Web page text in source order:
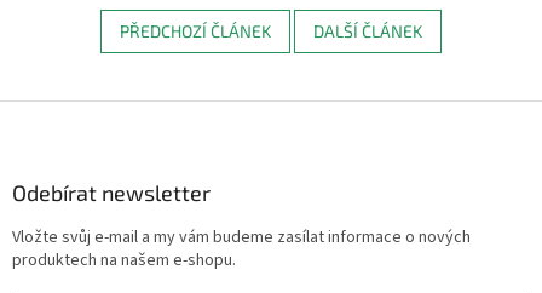
PŘEDCHOZÍ ČLÁNEK DALŠÍ ČLÁNEK
Odebírat newsletter
Vložte svůj e-mail a my vám budeme zasílat informace o nových
produktech na našem e-shopu.